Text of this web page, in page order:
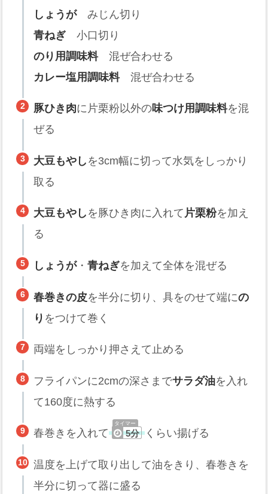
しょうがみじん切り
青ねぎ 小口切り
のり用調味料混ぜ合わせる
カレー塩用調味料混ぜ合わせる
豚ひき肉に片栗粉以外の味つけ用調味料を混
ぜる
大豆もやし を3cm幅に切って水気をしっかり
取る
大豆もやし を豚ひき肉に入れて 片栗粉を加え
る
しょうが・青ねぎを加えて全体を混ぜる
春巻きの皮を半分に切り、具をのせて端にの
り をつけて巻く
両端をしっかり押さえて止める
フライパンに2cmの深さまでサラダ油を入れ
て160度に熱する
春巻きを入れて 5分 くらい揚げる
温度を上げて取り出して油をきり、春巻きを
半分に切って器に盛る